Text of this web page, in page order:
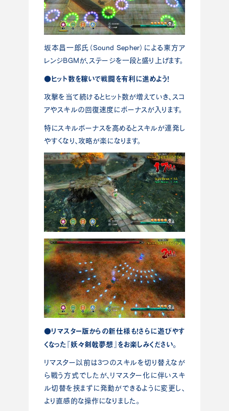
坂本昌一郎氏（Sound Sepher）による東方ア
レンジBGMが、ステージを一段と盛り上げます。
●ヒット数を稼いで戦闘を有利に進めよう！
攻撃を当て続けるとヒット数が増えていき、スコ
アやスキルの回復速度にボーナスが入ります。
特にスキルボーナスを高めるとスキルが連発し
やすくなり、攻略が楽になります。
●リマスター版からの新仕様も！さらに遊びやす
くなった『妖々剣戟夢想』をお楽しみください。
リマスター以前は3つのスキルを切り替えなが
ら戦う方式でしたが、リマスター化に伴いスキ
ル切替を挟まずに発動ができるように変更し、
より直感的な操作になりました。